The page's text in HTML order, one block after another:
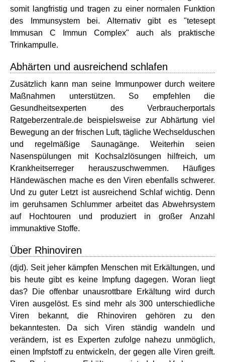
somit langfristig und tragen zu einer normalen Funktion
des Immunsystem bei. Alternativ gibt es "tetesept
Immusan C Immun Complex" auch als praktische
Trinkampulle.
Abhärten und ausreichend schlafen
Zusätzlich kann man seine Immunpower durch weitere
Maßnahmen unterstützen. So empfehlen die
Gesundheitsexperten des Verbraucherportals
Ratgeberzentrale.de beispielsweise zur Abhärtung viel
Bewegung an der frischen Luft, tägliche Wechselduschen
und regelmäßige Saunagänge. Weiterhin seien
Nasenspülungen mit Kochsalzlösungen hilfreich, um
Krankheitserreger herauszuschwemmen. Häufiges
Händewäschen mache es den Viren ebenfalls schwerer.
Und zu guter Letzt ist ausreichend Schlaf wichtig. Denn
im geruhsamen Schlummer arbeitet das Abwehrsystem
auf Hochtouren und produziert in großer Anzahl
immunaktive Stoffe.
Über Rhinoviren
(djd). Seit jeher kämpfen Menschen mit Erkältungen, und
bis heute gibt es keine Impfung dagegen. Woran liegt
das? Die offenbar unausrottbare Erkältung wird durch
Viren ausgelöst. Es sind mehr als 300 unterschiedliche
Viren bekannt, die Rhinoviren gehören zu den
bekanntesten. Da sich Viren ständig wandeln und
verändern, ist es Experten zufolge nahezu unmöglich,
einen Impfstoff zu entwickeln, der gegen alle Viren greift.